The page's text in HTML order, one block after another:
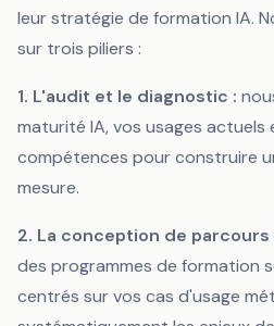
leur stratégie de formation IA.
sur trois piliers :
1. L'audit et le diagnostic :
maturité IA, vos usages actuels
compétences pour construire
mesure.
2. La conception de parcours
des programmes de formation
centrés sur vos cas d'usage